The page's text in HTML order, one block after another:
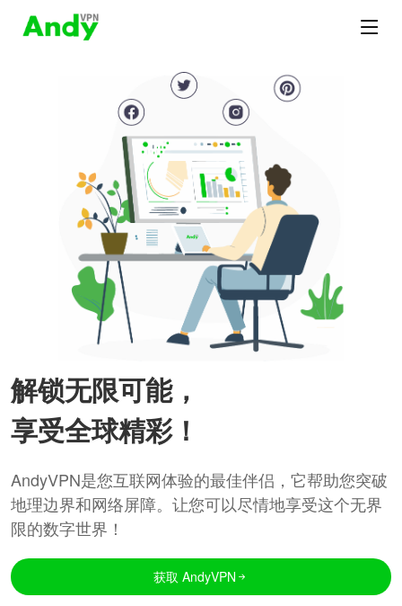
解锁无限可能，
享受全球精彩！
AndyVPN是您互联网体验的最佳伴侣，它帮助您突破
地理边界和网络屏障。让您可以尽情地享受这个无界
限的数字世界！
获取 AndyVPN